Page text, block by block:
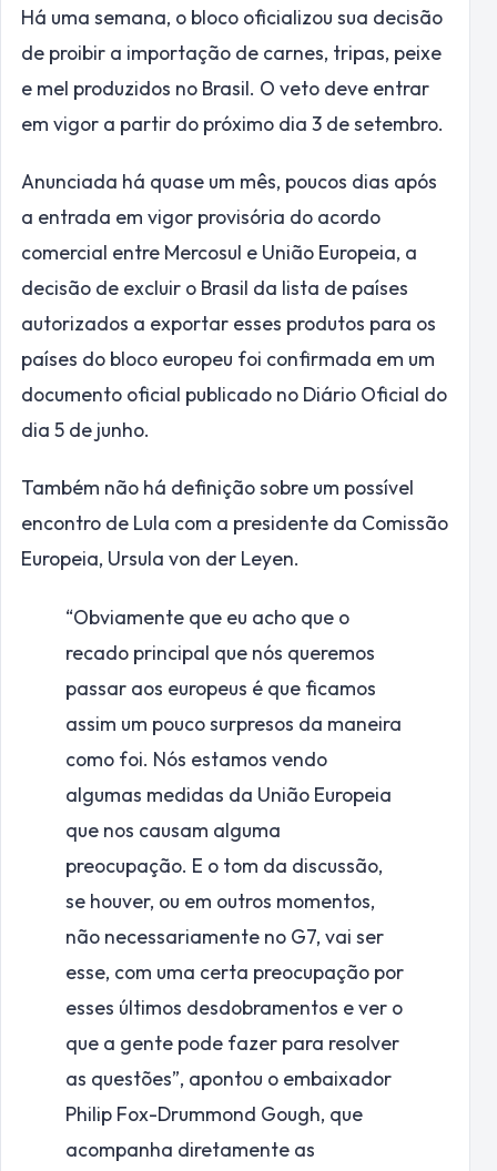
Há uma semana, o bloco oficializou sua decisão
de proibir a importação de carnes, tripas, peixe
e mel produzidos no Brasil. O veto deve entrar
em vigor a partir do próximo dia 3 de setembro.
Anunciada há quase um mês, poucos dias após
a entrada em vigor provisória do acordo
comercial entre Mercosul e União Europeia, a
decisão de excluir o Brasil da lista de países
autorizados a exportar esses produtos para os
países do bloco europeu foi confirmada em um
documento oficial publicado no Diário Oficial do
dia 5 de junho.
Também não há definição sobre um possível
encontro de Lula com a presidente da Comissão
Europeia, Ursula von der Leyen.
“Obviamente que eu acho que o
recado principal que nós queremos
passar aos europeus é que ficamos
assim um pouco surpresos da maneira
como foi. Nós estamos vendo
algumas medidas da União Europeia
que nos causam alguma
preocupação. E o tom da discussão,
se houver, ou em outros momentos,
não necessariamente no G7, vai ser
esse, com uma certa preocupação por
esses últimos desdobramentos e ver o
que a gente pode fazer para resolver
as questões”, apontou o embaixador
Philip Fox-Drummond Gough, que
acompanha diretamente as